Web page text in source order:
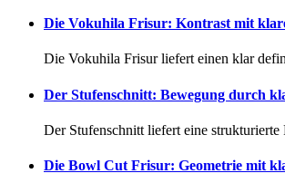
Die Vokuhila Frisur: Kontrast mit
Die Vokuhila Frisur liefert einen klar
Der Stufenschnitt: Bewegung durch
Der Stufenschnitt liefert eine strukturierte
Die Bowl Cut Frisur: Geometrie mit